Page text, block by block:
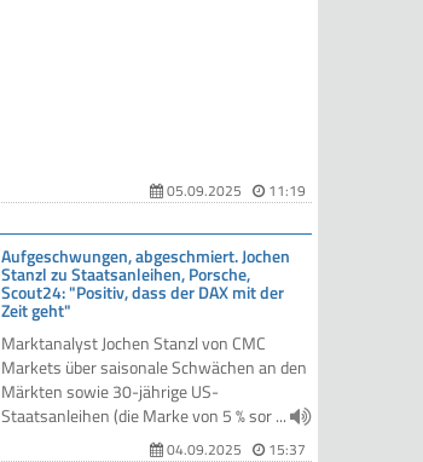
05.09.2025
11:19
Aufgeschwungen, abgeschmiert. Jochen
Stanzl zu Staatsanleihen, Porsche,
Scout24: "Positiv, dass der DAX mit der
Zeit geht"
Marktanalyst Jochen Stanzl von CMC
Markets über saisonale Schwächen an den
Märkten sowie 30-jährige US-
Staatsanleihen (die Marke von 5 % sor ...
04.09.2025
15:37